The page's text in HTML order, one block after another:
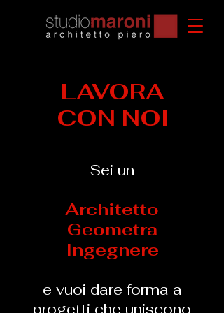
LAVORA
CON NOI
Sei un
Architetto
Geometra
Ingegnere
e vuoi dare forma a
progetti che uniscono